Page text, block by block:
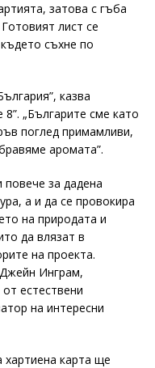
затова с гъба
лист се
съхне по
казва
„Българите сме като
поглед примамливи,
аромата”.
повече за дадена
а и да се провокира
на природата и
да влязат в
на проекта.
Инграм,
естествени
на интересни
хартиена карта ще